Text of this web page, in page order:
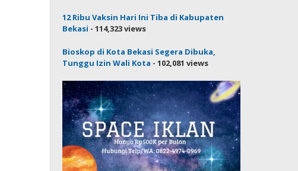
12 Ribu Vaksin Hari Ini Tiba di Kabupaten
Bekasi - 114,323 views
Bioskop di Kota Bekasi Segera Dibuka,
Tunggu Izin Wali Kota - 102,081 views